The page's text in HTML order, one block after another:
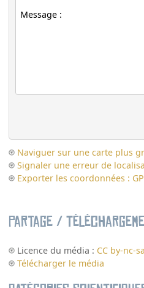
Naviguer sur une carte plus
Signaler une erreur de
Exporter les coordonnées :
Partage /
Licence du média : CC by-nc-sa
Télécharger le média